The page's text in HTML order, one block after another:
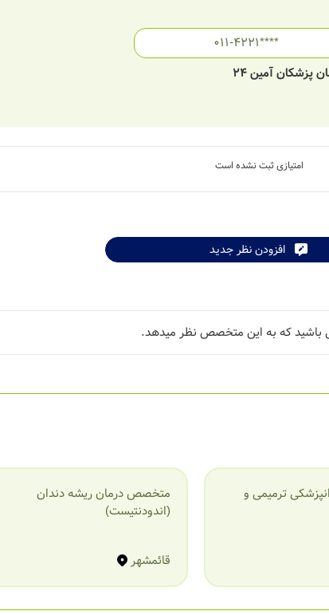
011-4221****
آمین 24
امتیازی ثبت نشده است
افزودن نظر جدید
باشید که به این متخصص نظر میدهد.
ترمیمی و
متخصص درمان ریشه دندان
(اندودنتیست)
قائمشهر